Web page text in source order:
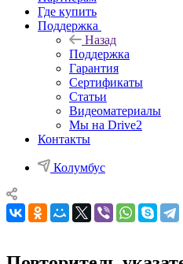
Где купить
Поддержка
Назад
Поддержка
Гарантия
Сертификаты
Статьи
Видеоматериалы
Мы на Drive2
Контакты
Колумбус